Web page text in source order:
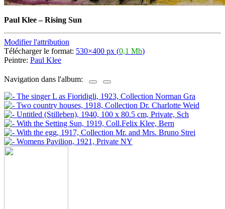
Paul Klee–Rising Sun
Modifier l'attribution
Télécharger le format: 530×400 px (0,1 Mb)
Peintre: Paul Klee
Navigation dans l'album: